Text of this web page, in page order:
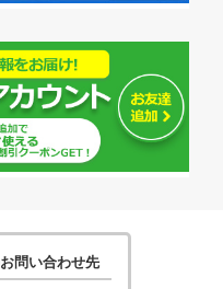
問い合わせ先